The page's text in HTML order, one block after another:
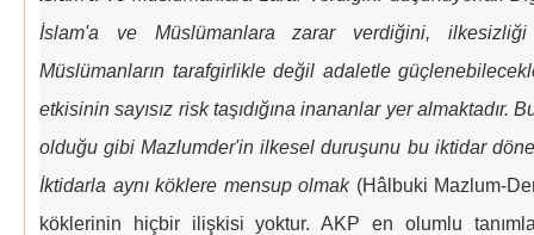
İslam'a ve Müslümanlara zarar verdiğini, ilkesizliği
Müslümanların tarafgirlikle değil adaletle
etkisinin sayısız risk taşıdığına inananlar yer almaktadır.
olduğu gibi Mazlumder'in ilkesel duruşunu bu iktidar
İktidarla aynı köklere mensup olmak(Hâlbuki Mazlum-
köklerinin hiçbir ilişkisi yoktur. AKP en olumlu